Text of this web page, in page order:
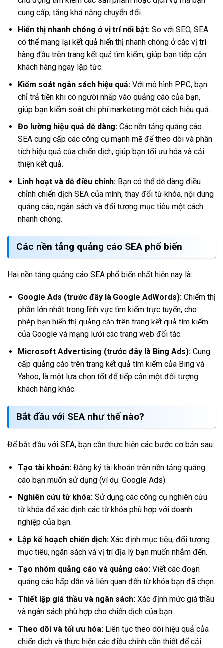
cung cấp, tăng khả năng chuyển đổi.
Hiển thị nhanh chóng ở vị trí nổi bật:So với SEO, SEA
có thể mang lại kết quả hiển thị nhanh chóng ở các vị trí
hàng đầu trên trang kết quả tìm kiếm, giúp bạn tiếp cận
khách hàng ngay lập tức.
Kiểm soát ngân sách hiệu quả:Với mô hình PPC, bạn
chỉ trả tiền khi có người nhấp vào quảng cáo của bạn,
giúp bạn kiểm soát chi phí marketing một cách hiệu quả.
Đo lường hiệu quả dễ dàng:Các nền tảng quảng cáo
SEA cung cấp các công cụ mạnh mẽ để theo dõi và phân
tích hiệu quả của chiến dịch, giúp bạn tối ưu hóa và cải
thiện kết quả.
Linh hoạt và dễ điều chỉnh:Bạn có thể dễ dàng điều
chỉnh chiến dịch SEA của mình, thay đổi từ khóa, nội dung
quảng cáo, ngân sách và đối tượng mục tiêu một cách
nhanh chóng.
Các nền tảng quảng cáo SEA phổ biến
Hai nền tảng quảng cáo SEA phổ biến nhất hiện nay là:
Google Ads (trước đây là Google AdWords):Chiếm thị
phần lớn nhất trong lĩnh vực tìm kiếm trực tuyến, cho
phép bạn hiển thị quảng cáo trên trang kết quả tìm kiếm
của Google và mạng lưới các trang web đối tác.
Microsoft Advertising (trước đây là Bing Ads):Cung
cấp quảng cáo trên trang kết quả tìm kiếm của Bing và
Yahoo, là một lựa chọn tốt để tiếp cận một đối tượng
khách hàng khác.
Bắt đầu với SEA như thế nào?
Để bắt đầu với SEA, bạn cần thực hiện các bước cơ bản sau:
Tạo tài khoản:Đăng ký tài khoản trên nền tảng quảng
cáo bạn muốn sử dụng (ví dụ: Google Ads).
Nghiên cứu từ khóa:Sử dụng các công cụ nghiên cứu
từ khóa để xác định các từ khóa phù hợp với doanh
nghiệp của bạn.
Lập kế hoạch chiến dịch:Xác định mục tiêu, đối tượng
mục tiêu, ngân sách và vị trí địa lý bạn muốn nhắm đến.
Tạo nhóm quảng cáo và quảng cáo:Viết các đoạn
quảng cáo hấp dẫn và liên quan đến từ khóa bạn đã chọn.
Thiết lập giá thầu và ngân sách:Xác định mức giá thầu
và ngân sách phù hợp cho chiến dịch của bạn.
Theo dõi và tối ưu hóa:Liên tục theo dõi hiệu quả của
chiến dịch và thực hiện các điều chỉnh cần thiết để cải